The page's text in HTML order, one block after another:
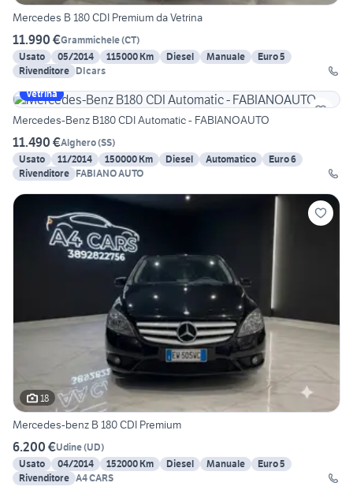
Mercedes B 180 CDI Premium da Vetrina
11.990 €Grammichele(CT)
Usato
05/2014 115000 Km Diesel Manuale
Euro 5
Rivenditore DIcars
Vetrina
Mercedes-Benz B180 CDI Automatic - FABIANOAUTO
11.490 €Alghero(SS)
Usato
11/2014 150000 Km Diesel Automatico
Euro 6
Rivenditore FABIANO AUTO
18
Mercedes-benz B 180 CDI Premium
6.200 €Udine(UD)
Usato
04/2014 152000 Km Diesel Manuale
Euro 5
Rivenditore A4 CARS